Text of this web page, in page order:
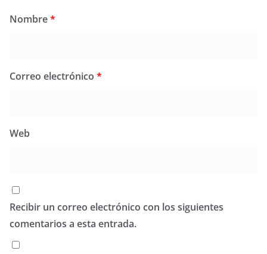
Nombre*
Correo electrónico *
Web
Recibir un correo electrónico con los siguientes
comentarios a esta entrada.